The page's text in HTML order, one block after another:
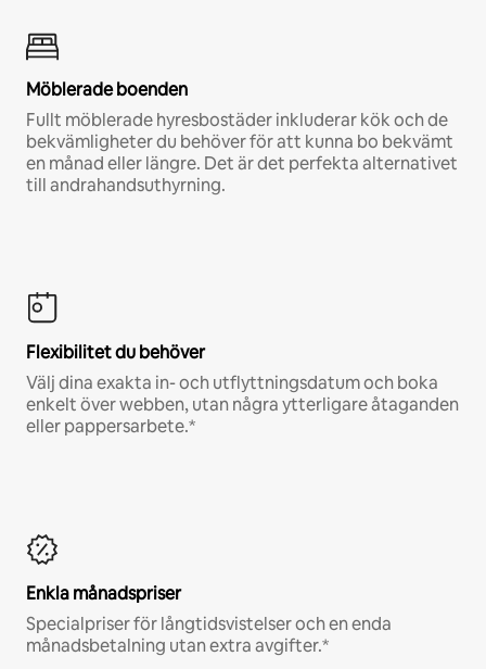
Möblerade boenden
Fullt möblerade hyresbostäder inkluderar kök och de
bekvämligheter du behöver för att kunna bo bekvämt
en månad eller längre. Det är det perfekta alternativet
till andrahandsuthyrning.
Flexibilitet du behöver
Välj dina exakta in- och utflyttningsdatum och boka
enkelt över webben, utan några ytterligare åtaganden
eller pappersarbete.*
Enkla månadspriser
Specialpriser för långtidsvistelser och en enda
månadsbetalning utan extra avgifter.*